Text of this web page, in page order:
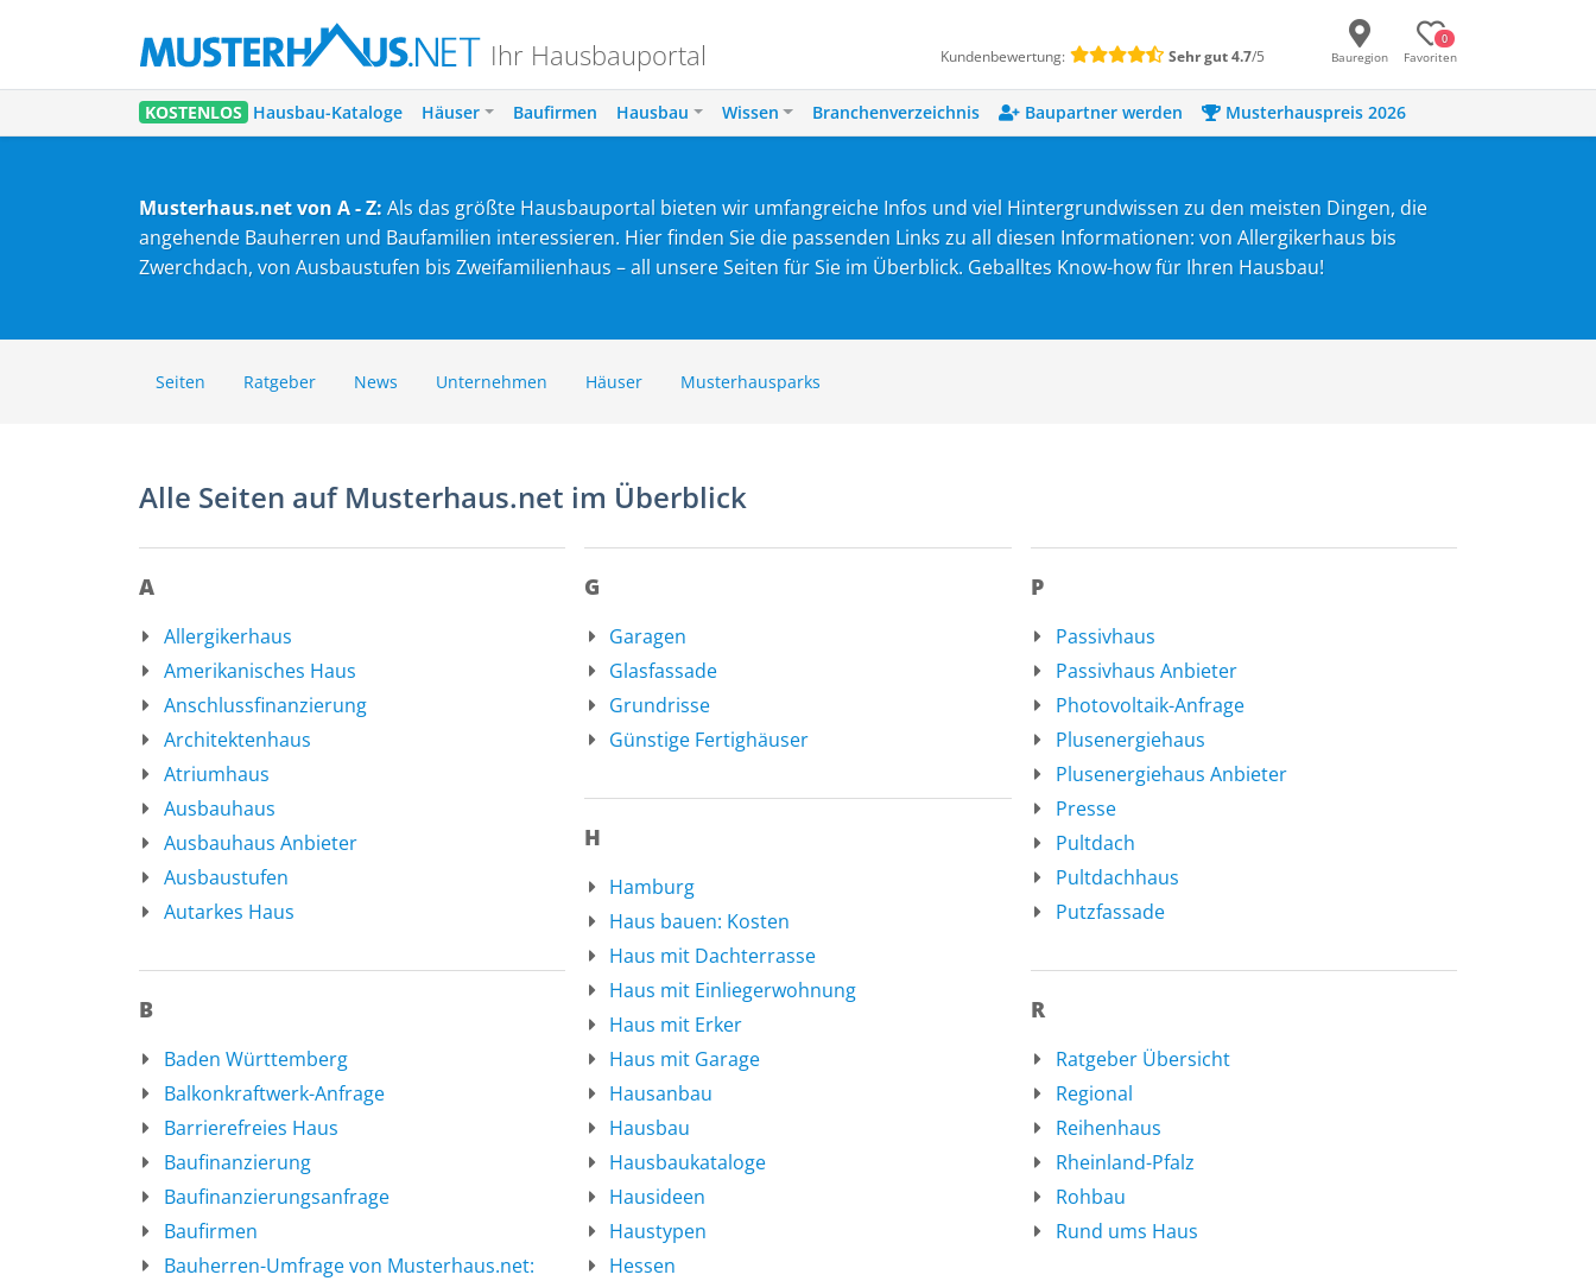
Ihr Hausbauportal Kundenbewertung: Sehr gut4.7/5 Bauregion
0
Favoriten
KOSTENLOS Hausbau-Kataloge Häuser Baufirmen Hausbau Wissen Branchenverzeichnis Baupartner werden Musterhauspreis 2026
Musterhaus.net von A - Z: Als das größte Hausbauportal bieten wir umfangreiche Infos und viel Hintergrundwissen zu den meisten Dingen, die
angehende Bauherren und Baufamilien interessieren. Hier finden Sie die passenden Links zu all diesen Informationen: von Allergikerhaus bis
Zwerchdach, von Ausbaustufen bis Zweifamilienhaus – all unsere Seiten für Sie im Überblick. Geballtes Know-how für Ihren Hausbau!
Seiten Ratgeber News Unternehmen Häuser Musterhausparks
Alle Seiten auf Musterhaus.net im Überblick
A
Allergikerhaus
Amerikanisches Haus
Anschlussfinanzierung
Architektenhaus
Atriumhaus
Ausbauhaus
Ausbauhaus Anbieter
Ausbaustufen
Autarkes Haus
B
Baden Württemberg
Balkonkraftwerk-Anfrage
Barrierefreies Haus
Baufinanzierung
Baufinanzierungsanfrage
Baufirmen
Bauherren-Umfrage von Musterhaus.net:
G
Garagen
Glasfassade
Grundrisse
Günstige Fertighäuser
H
Hamburg
Haus bauen: Kosten
Haus mit Dachterrasse
Haus mit Einliegerwohnung
Haus mit Erker
Haus mit Garage
Hausanbau
Hausbau
Hausbaukataloge
Hausideen
Haustypen
Hessen
P
Passivhaus
Passivhaus Anbieter
Photovoltaik-Anfrage
Plusenergiehaus
Plusenergiehaus Anbieter
Presse
Pultdach
Pultdachhaus
Putzfassade
R
Ratgeber Übersicht
Regional
Reihenhaus
Rheinland-Pfalz
Rohbau
Rund ums Haus